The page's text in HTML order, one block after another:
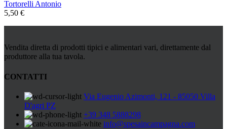
Tortorelli Antonio
5,50 €
Vendita diretta di prodotti tipici e alimentari vari, direttamente dal
produttore alla tua tavola.
CONTATTI
Via Eugenio Azimonti, 121 - 85050 Villa
D'agri PZ
+39 348 5888298
info@spesaincampagna.com